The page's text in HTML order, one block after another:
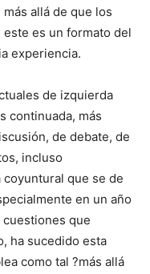
allá de que los
es un formato del
experiencia.
de izquierda
continuada, más
de debate, de
incluso
que se de
en un año
que
ha sucedido esta
como tal ?más allá